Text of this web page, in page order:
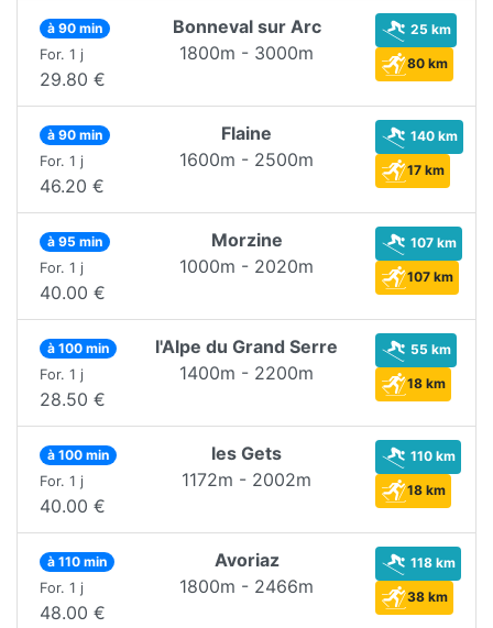
à 90 min
For. 1 j
29.80 €
Bonneval sur Arc
1800m - 3000m
25 km
80 km
à 90 min
For. 1 j
46.20 €
Flaine
1600m - 2500m
140 km
17 km
à 95 min
For. 1 j
40.00 €
Morzine
1000m - 2020m
107 km
107 km
à 100 min
For. 1 j
28.50 €
l'Alpe du Grand Serre
1400m - 2200m
55 km
18 km
à 100 min
For. 1 j
40.00 €
les Gets
1172m - 2002m
110 km
18 km
à 110 min
For. 1 j
48.00 €
Avoriaz
1800m - 2466m
118 km
38 km